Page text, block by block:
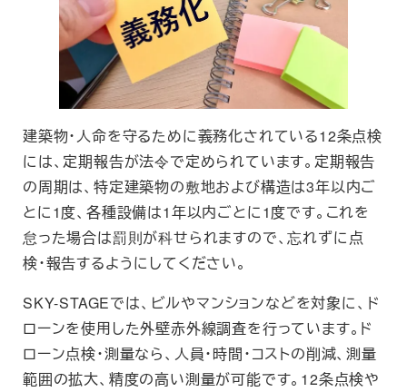
建築物・人命を守るために義務化されている12条点検
には、定期報告が法令で定められています。定期報告
の周期は、特定建築物の敷地および構造は3年以内ご
とに1度、各種設備は1年以内ごとに1度です。これを
怠った場合は罰則が科せられますので、忘れずに点
検・報告するようにしてください。
SKY-STAGEでは、ビルやマンションなどを対象に、ド
ローンを使用した外壁赤外線調査を行っています。ド
ローン点検・測量なら、人員・時間・コストの削減、測量
範囲の拡大、精度の高い測量が可能です。12条点検や